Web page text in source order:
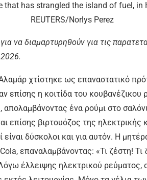
that has strangled the island of fuel, in
REUTERS/Norlys Perez
να διαμαρτυρηθούν για τις
χτίστηκε ως επαναστατικό
η κοιτίδα του κουβανέζικου
απολαμβάνοντας ένα ρούμι στο
επίσης βιρτουόζος της
δύσκολοι και για αυτόν. Η
επαναλαμβάνοντας: «Τι ζέστη!
έλλειψης ηλεκτρικού ρεύματος,